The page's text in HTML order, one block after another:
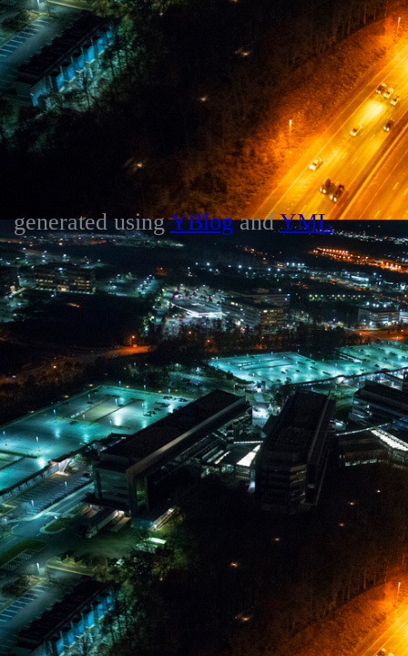
generated usingYBlogandYML